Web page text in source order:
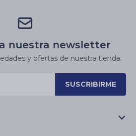
nuestra newsletter
y ofertas de nuestra tienda.
SUSCRIBIRME